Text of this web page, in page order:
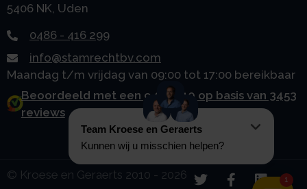
5406 NK, Uden
0486 - 416 299
info@stamrechtbv.com
Maandag t/m vrijdag van 09:00 tot 17:00 bereikbaar
Beoordeeld met een 9.0 uit 10 op basis van 3453
reviews
© Kroese en Geraerts 2010 - 2026